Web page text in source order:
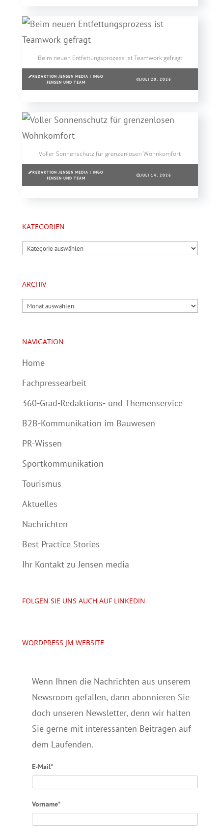
Beim neuen Entfettungsprozess ist Teamwork gefragt
REDAKTION JENSEN MEDIA | INGO
JENSEN UND TEAM
JULI 20, 2026
Voller Sonnenschutz für grenzenlosen Wohnkomfort
REDAKTION JENSEN MEDIA | INGO
JENSEN UND TEAM
JULI 14, 2026
KATEGORIEN
Kategorien
ARCHIV
Archiv
NAVIGATION
Home
Fachpressearbeit
360-Grad-Redaktions- und Themenservice
B2B-Kommunikation im Bauwesen
PR-Wissen
Sportkommunikation
Tourismus
Aktuelles
Nachrichten
Best Practice Stories
Ihr Kontakt zu Jensen media
FOLGEN SIE UNS AUCH AUF LINKEDIN
WORDPRESS JM WEBSITE
Wenn Ihnen die Nachrichten aus unserem
Newsroom gefallen, dann abonnieren Sie
doch unseren Newsletter, denn wir halten
Sie gerne mit interessanten Beiträgen auf
dem Laufenden.
E-Mail*
Vorname*